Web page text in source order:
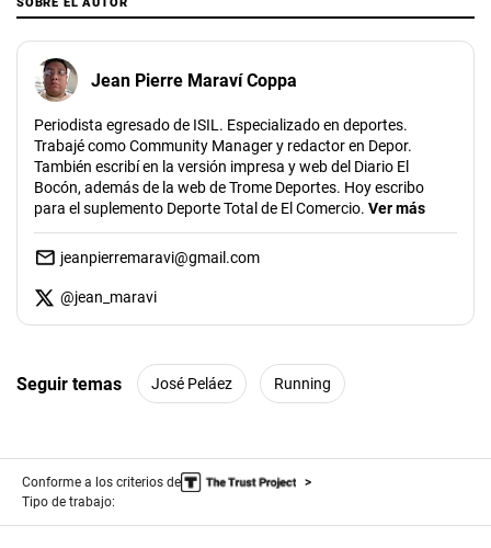
Jean Pierre Maraví Coppa
Periodista egresado de ISIL. Especializado en deportes.
Trabajé como Community Manager y redactor en Depor.
También escribí en la versión impresa y web del Diario El
Bocón, además de la web de Trome Deportes. Hoy escribo
para el suplemento Deporte Total de El Comercio. Ver más
jeanpierremaravi@gmail.com
@jean_maravi
Seguir temas José Peláez Running
Conforme a los criterios de
Tipo de trabajo: